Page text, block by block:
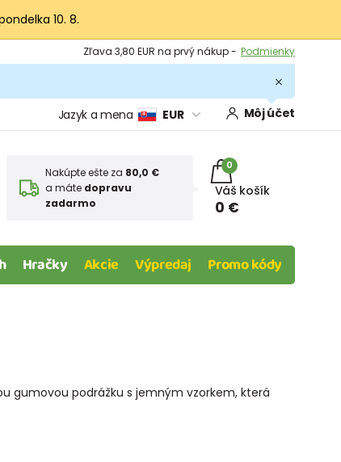
10. 8.
Zľava 3,80 EUR na prvý nákup - Podmienky
Jazyk a mena EUR Môj účet
Nakúpte ešte za 80,0 €
a máte dopravu
zadarmo
0
Váš košík
0 €
Hračky Akcie Výpredaj Promo kódy
gumovou podrážku s jemným vzorkem, která